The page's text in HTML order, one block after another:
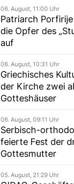
06. August, 11:00 Uhr
Patriarch
die Opfer des
auf
06. August, 10:31 Uhr
Griechisches
der Kirche zwei
Gotteshäuser
06. August, 09:11 Uhr
Serbisch-
feierte Fest der
Gottesmutter
05. August, 21:29 Uhr